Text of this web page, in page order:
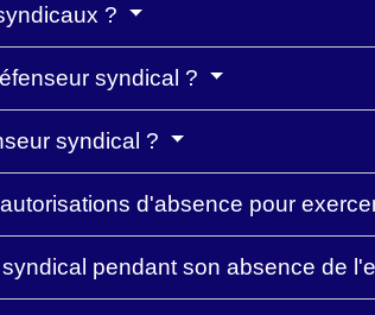
?
syndical ?
syndical ?
d'absence pour
pendant son absence de